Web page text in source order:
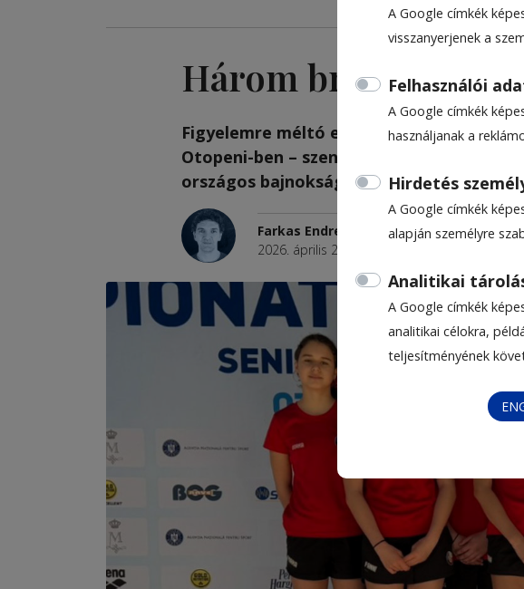
A Google címkék
visszanyerjenek a
Felhasználói
A Google címkék
használjanak a
Hirdetés
A Google címkék
alapján személyre
Analitikai
A Google címkék
analitikai célokra,
teljesítményének
Három bronz az
Figyelemre méltó eredményekkel tértek
Otopeni-ben – szenior, ifjúsági és junior
országos bajnokságról, ahol a klubot
Farkas Endre
2026. április 29., 9:21